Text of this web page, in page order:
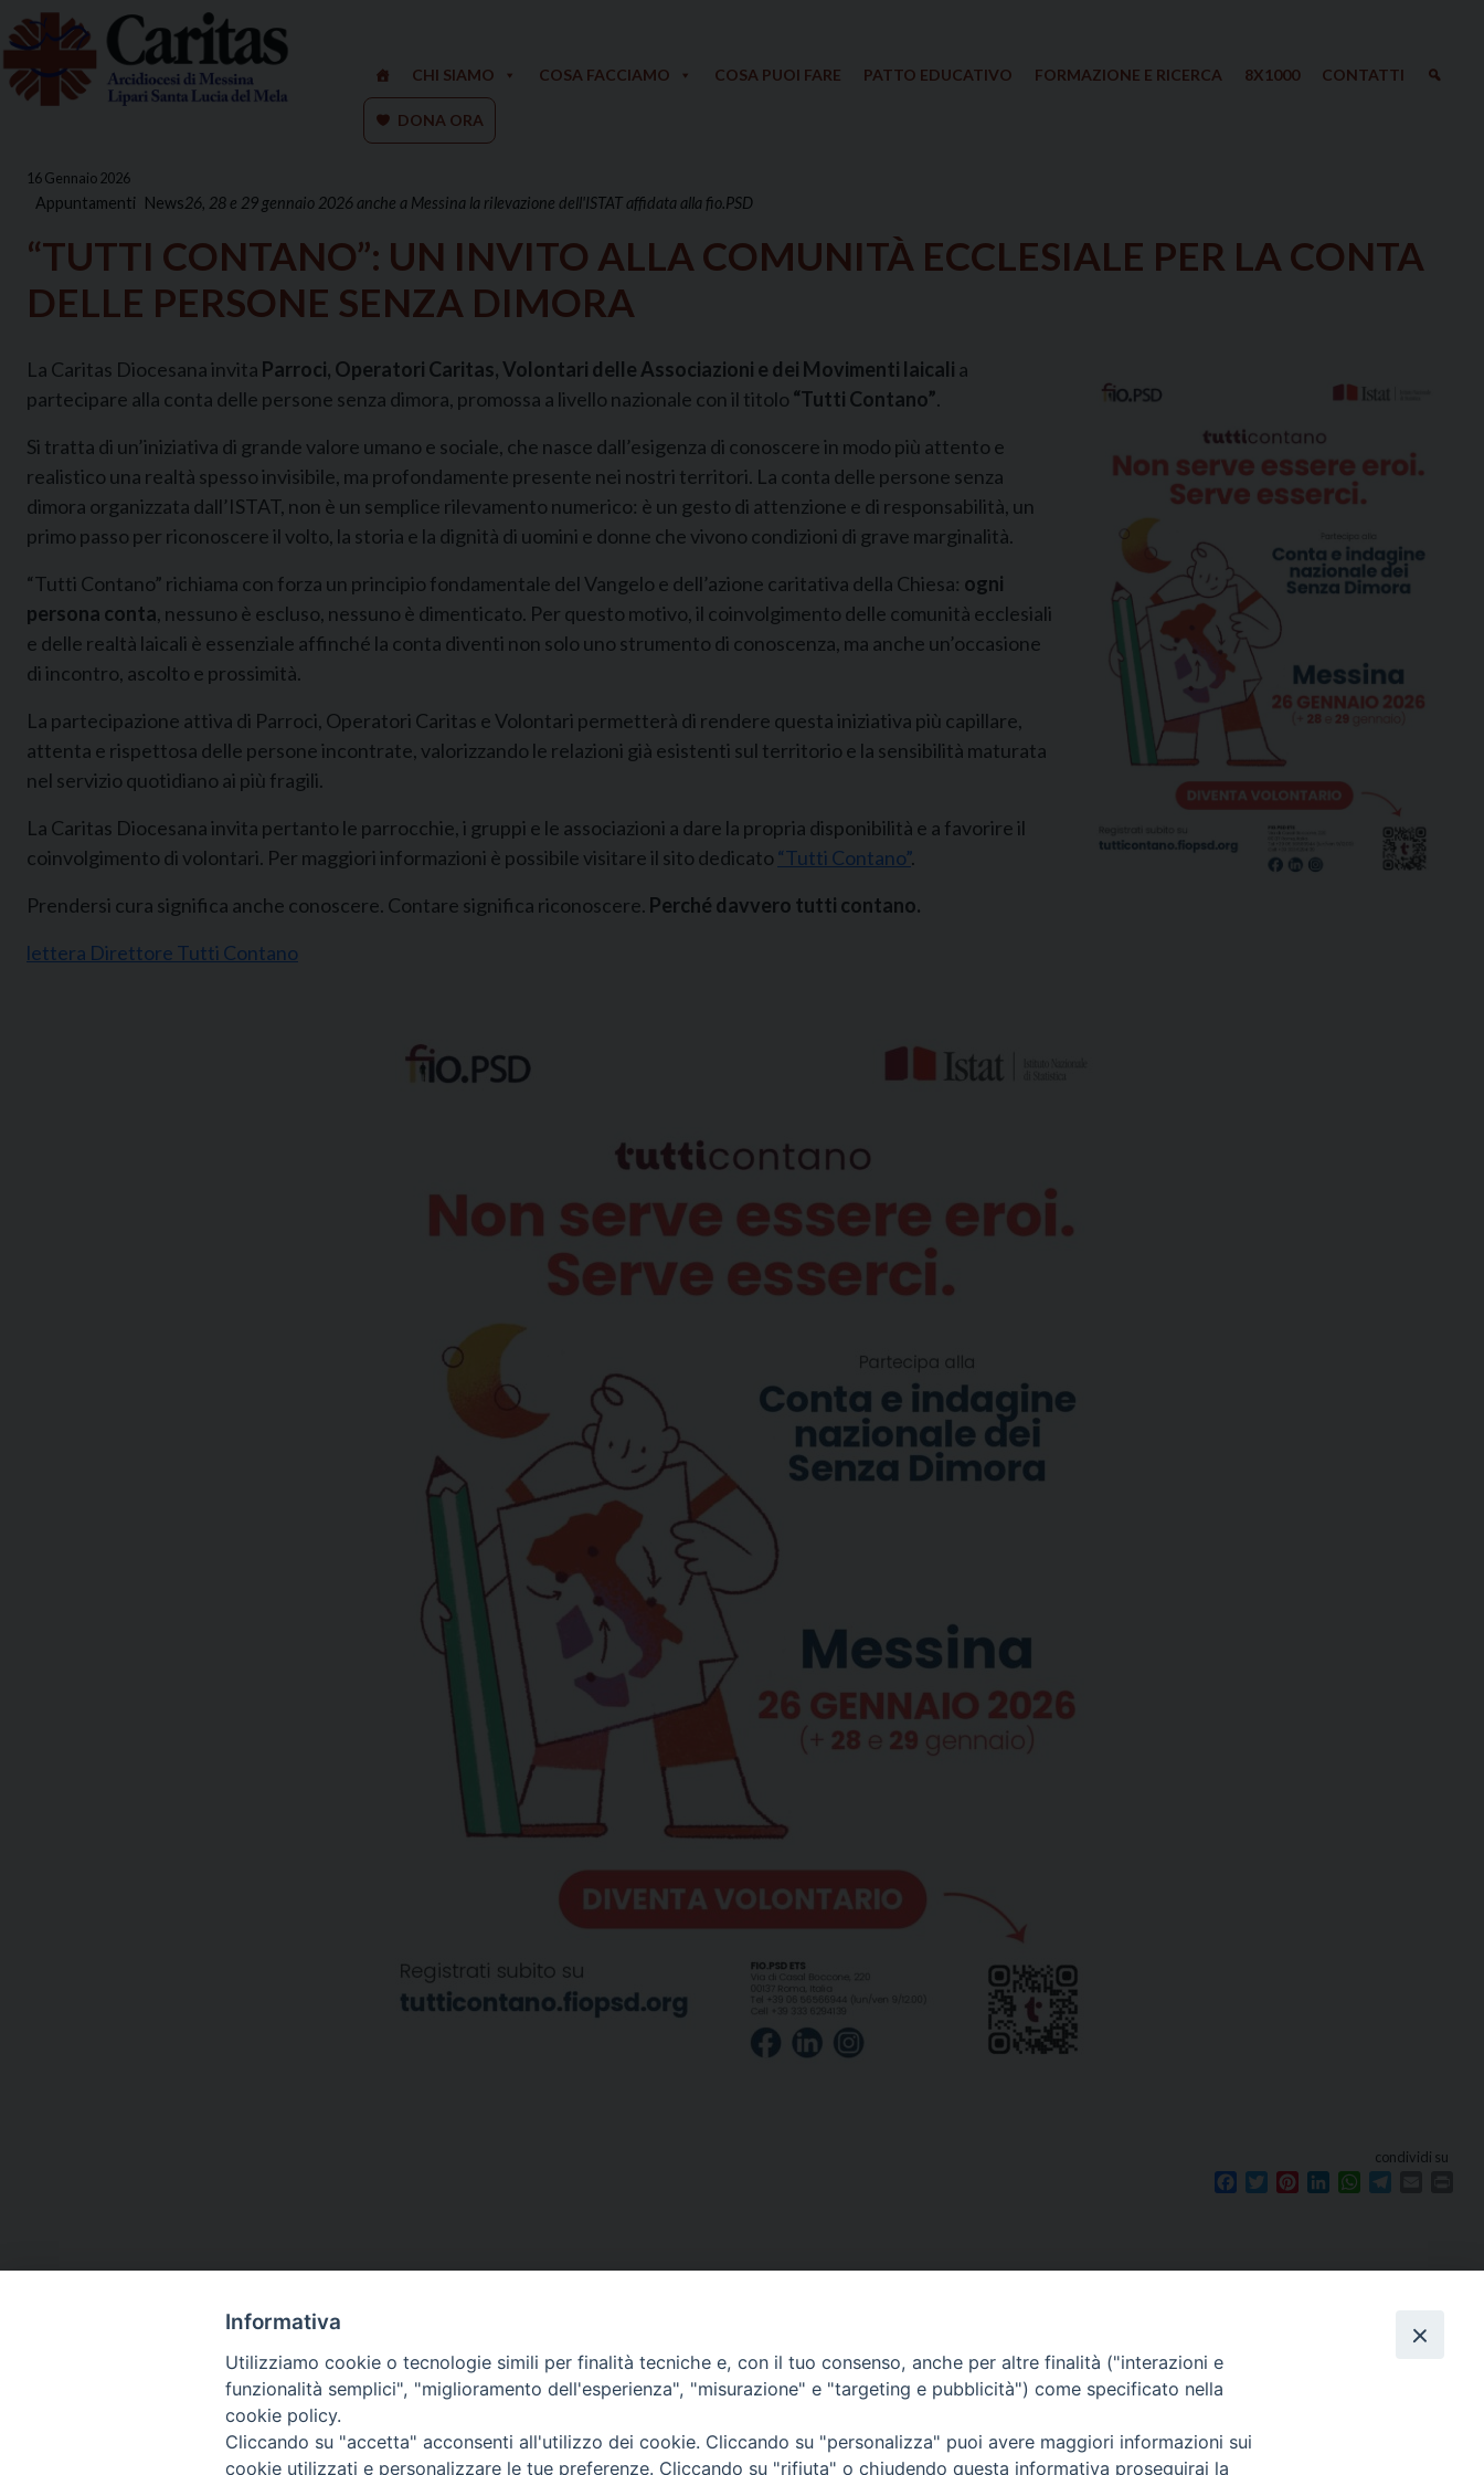
Skip
to
content
CHI SIAMO COSA FACCIAMO COSA PUOI FARE PATTO EDUCATIVO FORMAZIONE E RICERCA 8X1000 CONTATTI
DONA ORA
16 Gennaio 2026
Appuntamenti News26, 28 e 29 gennaio 2026 anche a Messina la rilevazione dell'ISTAT affidata alla fio.PSD
“TUTTI CONTANO”: UN INVITO ALLA COMUNITÀ ECCLESIALE PER LA CONTA
DELLE PERSONE SENZA DIMORA
La Caritas Diocesana invita Parroci, Operatori Caritas, Volontari delle Associazioni e dei Movimenti laicali a
partecipare alla conta delle persone senza dimora, promossa a livello nazionale con il titolo “Tutti Contano”.
Si tratta di un’iniziativa di grande valore umano e sociale, che nasce dall’esigenza di conoscere in modo più attento e
realistico una realtà spesso invisibile, ma profondamente presente nei nostri territori. La conta delle persone senza
dimora organizzata dall’ISTAT, non è un semplice rilevamento numerico: è un gesto di attenzione e di responsabilità, un
primo passo per riconoscere il volto, la storia e la dignità di uomini e donne che vivono condizioni di grave marginalità.
“Tutti Contano” richiama con forza un principio fondamentale del Vangelo e dell’azione caritativa della Chiesa: ogni
persona conta, nessuno è escluso, nessuno è dimenticato. Per questo motivo, il coinvolgimento delle comunità ecclesiali
e delle realtà laicali è essenziale affinché la conta diventi non solo uno strumento di conoscenza, ma anche un’occasione
di incontro, ascolto e prossimità.
La partecipazione attiva di Parroci, Operatori Caritas e Volontari permetterà di rendere questa iniziativa più capillare,
attenta e rispettosa delle persone incontrate, valorizzando le relazioni già esistenti sul territorio e la sensibilità maturata
nel servizio quotidiano ai più fragili.
La Caritas Diocesana invita pertanto le parrocchie, i gruppi e le associazioni a dare la propria disponibilità e a favorire il
coinvolgimento di volontari. Per maggiori informazioni è possibile visitare il sito dedicato “Tutti Contano”.
Prendersi cura significa anche conoscere. Contare significa riconoscere. Perché davvero tutti contano.
lettera Direttore Tutti Contano
condividi su
Facebook
TwitterPinterestLinkedInWhatsApp
Via Emilia, 19 (Provinciale)
9.30 alle ore 12.30.
Tel. 090.9146045
mail:ufficiocaritas@diocesimessina.it.
Informativa
Utilizziamo cookie o tecnologie simili per finalità tecniche e, con il tuo consenso, anche per altre finalità ("interazioni e
funzionalità semplici", "miglioramento dell'esperienza", "misurazione" e "targeting e pubblicità") come specificato nella
cookie policy.
Cliccando su "accetta" acconsenti all'utilizzo dei cookie. Cliccando su "personalizza" puoi avere maggiori informazioni sui
cookie utilizzati e personalizzare le tue preferenze. Cliccando su "rifiuta" o chiudendo questa informativa proseguirai la